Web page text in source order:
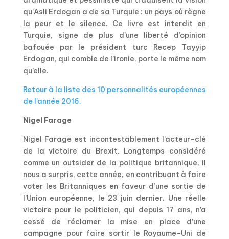
qu’Asli Erdogan a de sa Turquie : un pays où règne
la peur et le silence. Ce livre est interdit en
Turquie, signe de plus d’une liberté d’opinion
bafouée par le président turc Recep Tayyip
Erdogan, qui comble de l’ironie, porte le même nom
qu’elle.
Retour à la liste des 10 personnalités européennes
de l’année 2016.
Nigel Farage
Nigel Farage est incontestablement l’acteur-clé
de la victoire du Brexit. Longtemps considéré
comme un outsider de la politique britannique, il
nous a surpris, cette année, en contribuant à faire
voter les Britanniques en faveur d’une sortie de
l’Union européenne, le 23 juin dernier. Une réelle
victoire pour le politicien, qui depuis 17 ans, n’a
cessé de réclamer la mise en place d’une
campagne pour faire sortir le Royaume-Uni de